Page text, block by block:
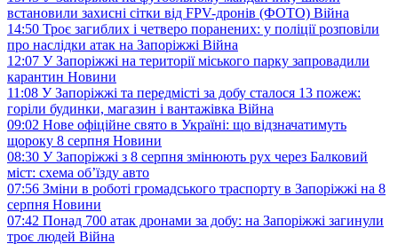
встановили захисні сітки від FPV-дронів (ФОТО) Війна
14:50 Троє загиблих і четверо поранених: у поліції розповіли
про наслідки атак на Запоріжжі Війна
12:07 У Запоріжжі на території міського парку запровадили
карантин Новини
11:08 У Запоріжжі та передмісті за добу сталося 13 пожеж:
горіли будинки, магазин і вантажівка Війна
09:02 Нове офіційне свято в Україні: що відзначатимуть
щороку 8 серпня Новини
08:30 У Запоріжжі з 8 серпня змінюють рух через Балковий
міст: схема об’їзду авто
07:56 Зміни в роботі громадського траспорту в Запоріжжі на 8
серпня Новини
07:42 Понад 700 атак дронами за добу: на Запоріжжі загинули
троє людей Війна